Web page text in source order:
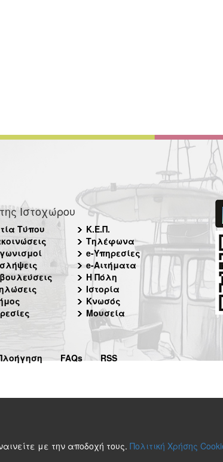
Ιστοχώρου
Τύπου
Κ.Ε.Π.
Τηλέφωνα
e-Υπηρεσίες
e-Αιτήματα
Η Πόλη
Ιστορία
Κνωσός
Μουσεία
FAQs RSS
με την αποδοχή τους. Πολιτική Χρήσης